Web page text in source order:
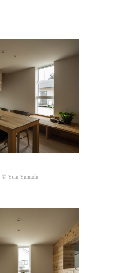
© Yuta Yamada